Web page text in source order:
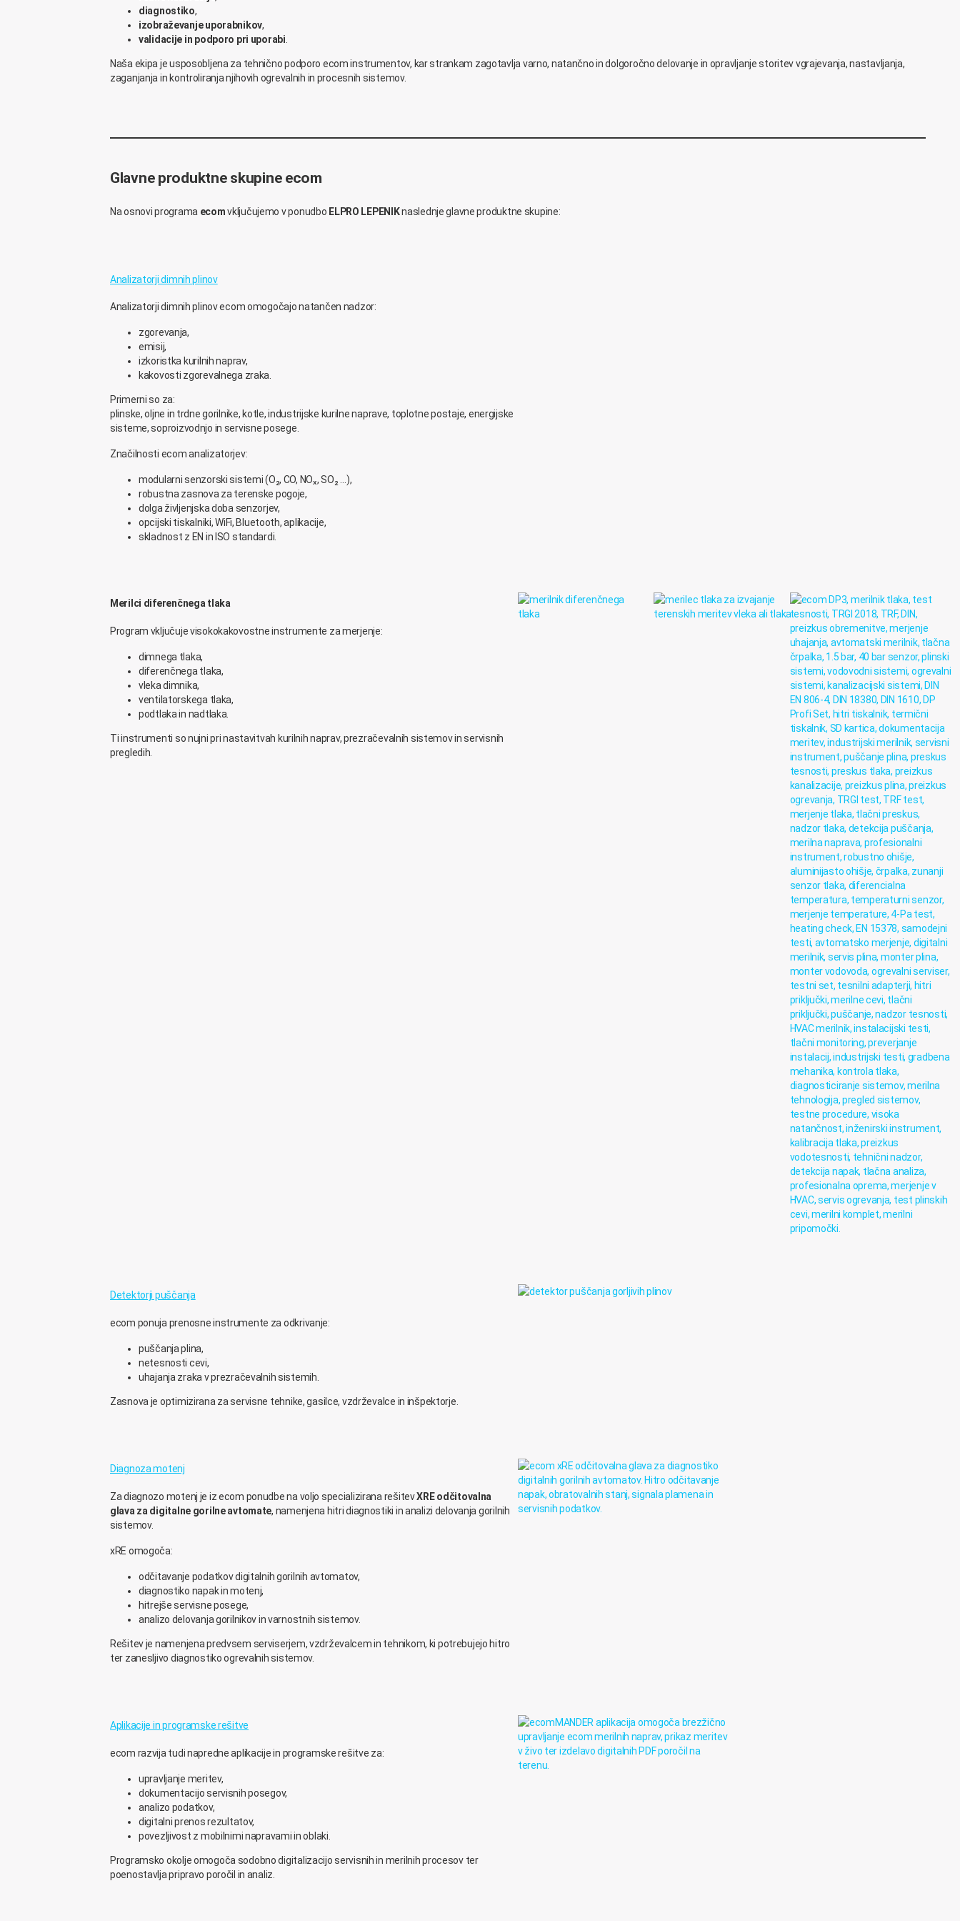
diagnostiko,
izobraževanje uporabnikov,
validacije in podporo pri uporabi.
Naša ekipa je usposobljena za tehnično podporo ecom instrumentov, kar strankam zagotavlja varno, natančno in dolgoročno delovanje in opravljanje storitev vgrajevanja, nastavljanja,
zaganjanja in kontroliranja njihovih ogrevalnih in procesnih sistemov.
Glavne produktne skupine ecom
Na osnovi programa ecomvključujemo v ponudbo ELPRO LEPENIKnaslednje glavne produktne skupine:
Analizatorji dimnih plinov
Analizatorji dimnih plinov ecom omogočajo natančen nadzor:
zgorevanja,
emisij,
izkoristka kurilnih naprav,
kakovosti zgorevalnega zraka.
Primerni so za:
plinske, oljne in trdne gorilnike, kotle, industrijske kurilne naprave, toplotne postaje, energijske
sisteme, soproizvodnjo in servisne posege.
Značilnosti ecom analizatorjev:
modularni senzorski sistemi (O₂, CO, NOₓ, SO₂ …),
robustna zasnova za terenske pogoje,
dolga življenjska doba senzorjev,
opcijski tiskalniki, WiFi, Bluetooth, aplikacije,
skladnost z EN in ISO standardi.
Merilci diferenčnega tlaka
Program vključuje visokokakovostne instrumente za merjenje:
dimnega tlaka,
diferenčnega tlaka,
vleka dimnika,
ventilatorskega tlaka,
podtlaka in nadtlaka.
Ti instrumenti so nujni pri nastavitvah kurilnih naprav, prezračevalnih sistemov in servisnih
pregledih.
Detektorji puščanja
ecom ponuja prenosne instrumente za odkrivanje:
puščanja plina,
netesnosti cevi,
uhajanja zraka v prezračevalnih sistemih.
Zasnova je optimizirana za servisne tehnike, gasilce, vzdrževalce in inšpektorje.
Diagnoza motenj
Za diagnozo motenj je iz ecom ponudbe na voljo specializirana rešitevXRE odčitovalna
glava za digitalne gorilne avtomate, namenjena hitri diagnostiki in analizi delovanja gorilnih
sistemov.
xRE omogoča:
odčitavanje podatkov digitalnih gorilnih avtomatov,
diagnostiko napak in motenj,
hitrejše servisne posege,
analizo delovanja gorilnikov in varnostnih sistemov.
Rešitev je namenjena predvsem serviserjem, vzdrževalcem in tehnikom, ki potrebujejo hitro
ter zanesljivo diagnostiko ogrevalnih sistemov.
Aplikacije in programske rešitve
ecom razvija tudi napredne aplikacije in programske rešitve za:
upravljanje meritev,
dokumentacijo servisnih posegov,
analizo podatkov,
digitalni prenos rezultatov,
povezljivost z mobilnimi napravami in oblaki.
Programsko okolje omogoča sodobno digitalizacijo servisnih in merilnih procesov ter
poenostavlja pripravo poročil in analiz.